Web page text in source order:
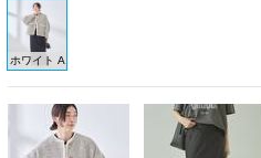
ホワイト A